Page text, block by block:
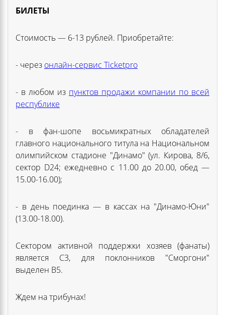
БИЛЕТЫ
Стоимость — 6-13 рублей. Приобретайте:
- через онлайн-сервис Ticketpro
- в любом из пунктов продажи компании по всей
республике
- в фан-шопе восьмикратных обладателей
главного национального титула на Национальном
олимпийском стадионе "Динамо" (ул. Кирова, 8/6,
сектор D24; ежедневно с 11.00 до 20.00, обед —
15.00-16.00);
- в день поединка — в кассах на "Динамо-Юни"
(13.00-18.00).
Сектором активной поддержки хозяев (фанаты)
является С3, для поклонников "Сморгони"
выделен В5.
Ждем на трибунах!